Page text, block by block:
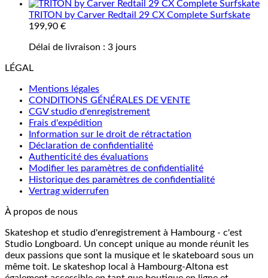
TRITON by Carver Redtail 29 CX Complete Surfskate
199,90 €
Délai de livraison : 3 jours
LÉGAL
Mentions légales
CONDITIONS GÉNÉRALES DE VENTE
CGV studio d'enregistrement
Frais d'expédition
Information sur le droit de rétractation
Déclaration de confidentialité
Authenticité des évaluations
Modifier les paramètres de confidentialité
Historique des paramètres de confidentialité
Vertrag widerrufen
À propos de nous
Skateshop et studio d'enregistrement à Hambourg - c'est
Studio Longboard. Un concept unique au monde réunit les
deux passions que sont la musique et le skateboard sous un
même toit. Le skateshop local à Hambourg-Altona est